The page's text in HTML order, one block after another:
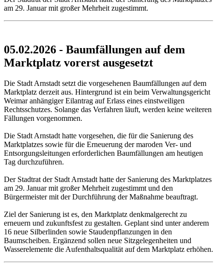
am 29. Januar mit großer Mehrheit zugestimmt.
05.02.2026 - Baumfällungen auf dem
Marktplatz vorerst ausgesetzt
Die Stadt Arnstadt setzt die vorgesehenen Baumfällungen auf dem
Marktplatz derzeit aus. Hintergrund ist ein beim Verwaltungsgericht
Weimar anhängiger Eilantrag auf Erlass eines einstweiligen
Rechtsschutzes. Solange das Verfahren läuft, werden keine weiteren
Fällungen vorgenommen.
Die Stadt Arnstadt hatte vorgesehen, die für die Sanierung des
Marktplatzes sowie für die Erneuerung der maroden Ver- und
Entsorgungsleitungen erforderlichen Baumfällungen am heutigen
Tag durchzuführen.
Der Stadtrat der Stadt Arnstadt hatte der Sanierung des Marktplatzes
am 29. Januar mit großer Mehrheit zugestimmt und den
Bürgermeister mit der Durchführung der Maßnahme beauftragt.
Ziel der Sanierung ist es, den Marktplatz denkmalgerecht zu
erneuern und zukunftsfest zu gestalten. Geplant sind unter anderem
16 neue Silberlinden sowie Staudenpflanzungen in den
Baumscheiben. Ergänzend sollen neue Sitzgelegenheiten und
Wasserelemente die Aufenthaltsqualität auf dem Marktplatz erhöhen.